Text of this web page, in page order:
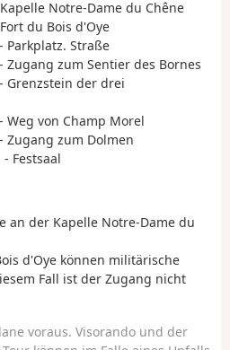
Notre-Dame du Chêne
du Bois d'Oye
Parkplatz. Straße
Zugang zum Sentier des Bornes
Grenzstein der drei
Weg von Champ Morel
Zugang zum Dolmen
Festsaal
an der Kapelle Notre-Dame du
d'Oye können militärische
Fall ist der Zugang nicht
voraus. Visorando und der